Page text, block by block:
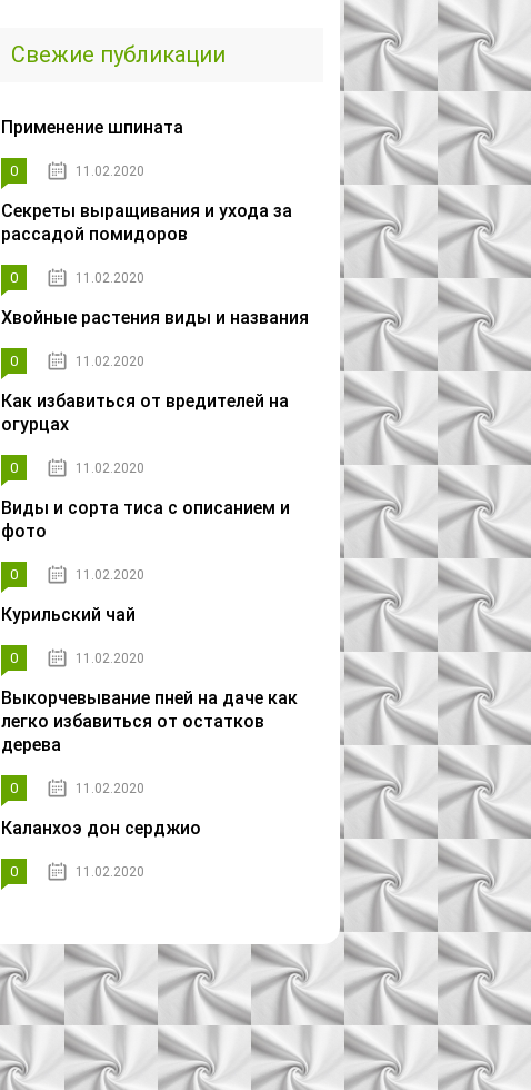
Свежие публикации
Применение шпината
0 11.02.2020
Секреты выращивания и ухода за
рассадой помидоров
0 11.02.2020
Хвойные растения виды и названия
0 11.02.2020
Как избавиться от вредителей на
огурцах
0 11.02.2020
Виды и сорта тиса с описанием и
фото
0 11.02.2020
Курильский чай
0 11.02.2020
Выкорчевывание пней на даче как
легко избавиться от остатков
дерева
0 11.02.2020
Каланхоэ дон серджио
0 11.02.2020